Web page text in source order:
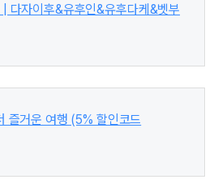
다자이후&유후인&유후다케&벳부
즐거운 여행 (5% 할인코드